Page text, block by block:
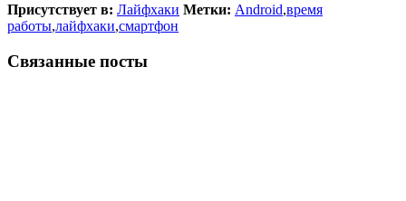
Присутствует в: Лайфхаки Метки: Android,время
работы,лайфхаки,смартфон
Связанные посты